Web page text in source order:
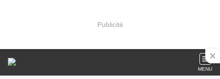
Publicité
MENU